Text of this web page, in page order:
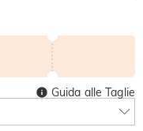
Guida alle Taglie